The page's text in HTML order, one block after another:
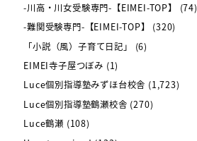
-川高・川女受験専門-【EIMEI-TOP】
(74)
-難関受験専門-【EIMEI-TOP】
(320)
「小説（風）子育て日記」
(6)
EIMEI寺子屋つぼみ (1)
Luce個別指導塾みずほ台校舎 (1,723)
Luce個別指導塾鶴瀬校舎 (270)
Luce鶴瀬 (108)